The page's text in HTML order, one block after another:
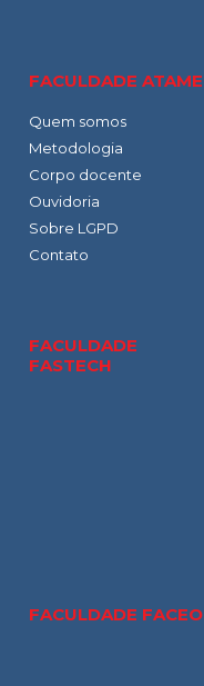
FACULDADE ATAME
Quem somos
Metodologia
Corpo docente
Ouvidoria
Sobre LGPD
Contato
FACULDADE
FASTECH
FACULDADE FACEO